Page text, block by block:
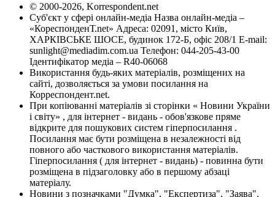
© 2000-2026, Korrespondent.net
Суб'єкт у сфері онлайн-медіа Назва онлайн-медіа –
«КореспонденТ.net» Адреса: 02091, місто Київ,
ХАРКІВСЬКЕ ШОСЕ, будинок 172-Б, офіс 208/1 E-mail:
sunlight@mediadim.com.ua Телефон: 044-205-43-00
Ідентифікатор медіа – R40-06068
Використання будь-яких матеріалів, розміщених на
сайті, дозволяється за умови посилання на
Корреспондент.net.
При копіюванні матеріалів зі сторінки « Новини України
і світу» , для інтернет - видань - обов'язкове пряме
відкрите для пошукових систем гіперпосилання .
Посилання має бути розміщена в незалежності від
повного або часткового використання матеріалів.
Гіперпосилання ( для інтернет - видань) - повинна бути
розміщена в підзаголовку або в першому абзаці
матеріалу.
Новини з позначками "Думка", "Експертиза", "Заява",